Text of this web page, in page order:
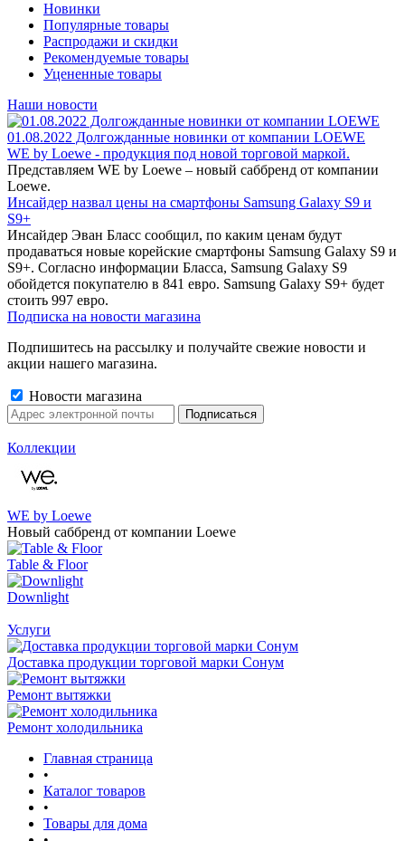
Новинки
Популярные товары
Распродажи и скидки
Рекомендуемые товары
Уцененные товары
Наши новости
01.08.2022 Долгожданные новинки от компании LOEWE
WE by Loewe - продукция под новой торговой маркой.
Представляем WE by Loewe – новый саббренд от компании
Loewe.
Инсайдер назвал цены на смартфоны Samsung Galaxy S9 и
S9+
Инсайдер Эван Бласс сообщил, по каким ценам будут
продаваться новые корейские смартфоны Samsung Galaxy S9 и
S9+. Согласно информации Бласса, Samsung Galaxy S9
обойдется покупателю в 841 евро. Samsung Galaxy S9+ будет
стоить 997 евро.
Подписка на новости магазина
Подпишитесь на рассылку и получайте свежие новости и
акции нашего магазина.
Новости магазина
Коллекции
WE by Loewe
Новый саббренд от компании Loewe
Table & Floor
Downlight
Услуги
Доставка продукции торговой марки Сонум
Ремонт вытяжки
Ремонт холодильника
Главная страница
•
Каталог товаров
•
Товары для дома